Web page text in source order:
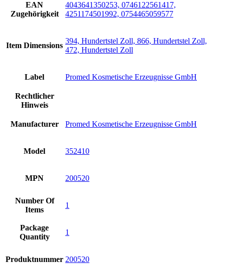
EAN
Zugehörigkeit
4043641350253, 0746122561417,
4251174501992, 0754465059577
Item Dimensions
394, Hundertstel Zoll, 866, Hundertstel Zoll,
472, Hundertstel Zoll
Label Promed Kosmetische Erzeugnisse GmbH
Rechtlicher
Hinweis
Manufacturer Promed Kosmetische Erzeugnisse GmbH
Model 352410
MPN 200520
Number Of
Items
1
Package
Quantity
1
Produktnummer 200520